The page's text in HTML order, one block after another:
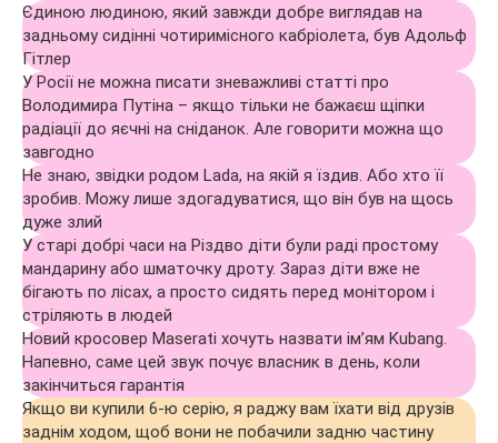
Єдиною людиною, який завжди добре виглядав на
задньому сидінні чотиримісного кабріолета, був Адольф
Гітлер
У Росії не можна писати зневажливі статті про
Володимира Путіна – якщо тільки не бажаєш щіпки
радіації до яєчні на сніданок. Але говорити можна що
завгодно
Не знаю, звідки родом Lada, на якій я їздив. Або хто її
зробив. Можу лише здогадуватися, що він був на щось
дуже злий
У старі добрі часи на Різдво діти були раді простому
мандарину або шматочку дроту. Зараз діти вже не
бігають по лісах, а просто сидять перед монітором і
стріляють в людей
Новий кросовер Maserati хочуть назвати ім’ям Kubang.
Напевно, саме цей звук почує власник в день, коли
закінчиться гарантія
Якщо ви купили 6-ю серію, я раджу вам їхати від друзів
заднім ходом, щоб вони не побачили задню частину